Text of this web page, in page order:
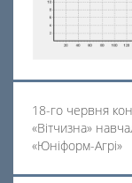
18-го червня
«Вітчизна»
«Юніформ-Агрі»